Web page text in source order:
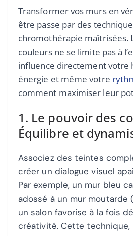
Transformer vos murs en
être passe par des
chromothérapie maîtrisées.
couleurs ne se limite pas à
influence directement votre
énergie et même votre
comment maximiser leur
1. Le pouvoir des
Équilibre et
Associez des teintes
créer un dialogue visuel
Par exemple, un mur bleu
adossé à un mur moutarde
un salon favorise à la fois
créativité. Cette technique,